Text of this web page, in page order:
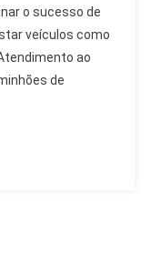
o sucesso de
veículos como
ao
de